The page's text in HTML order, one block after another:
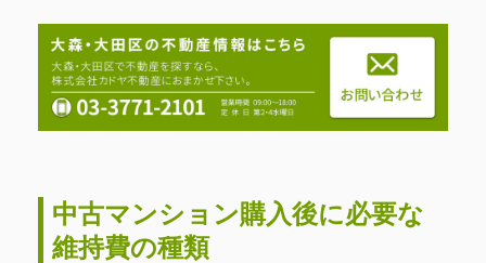
中古マンション購入後に必要な
維持費の種類